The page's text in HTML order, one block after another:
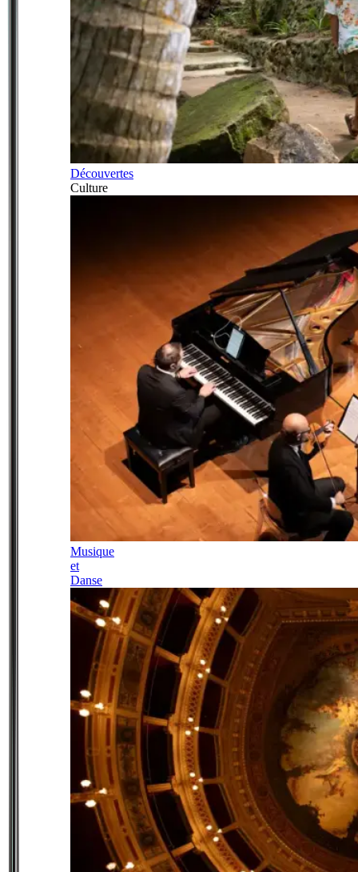
Découvertes
Culture
Musique
et
Danse